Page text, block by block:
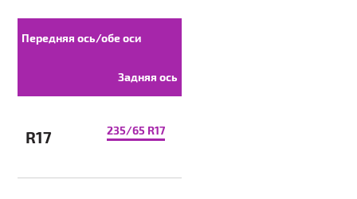
Передняя ось/обе оси
Задняя ось
R17 235/65 R17